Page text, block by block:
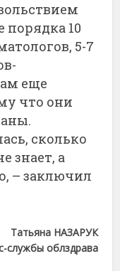
порядка 10
5-7
еще
что они
сколько
знает, а
– заключил
Татьяна НАЗАРУК
службы облздрава